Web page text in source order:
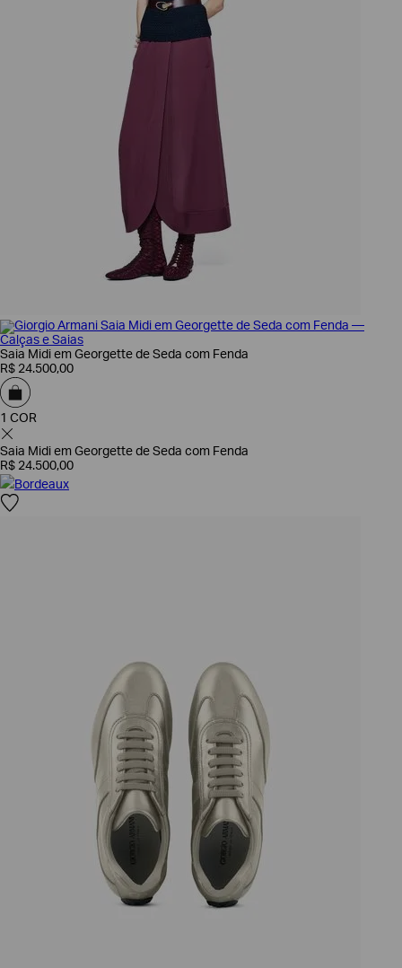
Saia Midi em Georgette de Seda com Fenda
R$ 24.500,00
1 COR
Saia Midi em Georgette de Seda com Fenda
R$ 24.500,00
Bordeaux